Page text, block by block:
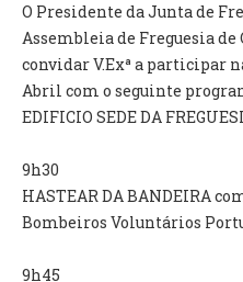
INVENTÁRIO
RECRUTAMENTO PESSOAL
CÓDIGO DE CONDUTA
ORÇAMENTO COLABORATIVO
FUNDO DE APOIO AO
SERVIÇOS
O Presidente da Junta de
Assembleia de Freguesia
convidar V.Exª a participar
Abril com o seguinte
EDIFICIO SEDE DA
9h30
HASTEAR DA BANDEIRA
Bombeiros Voluntários
9h45